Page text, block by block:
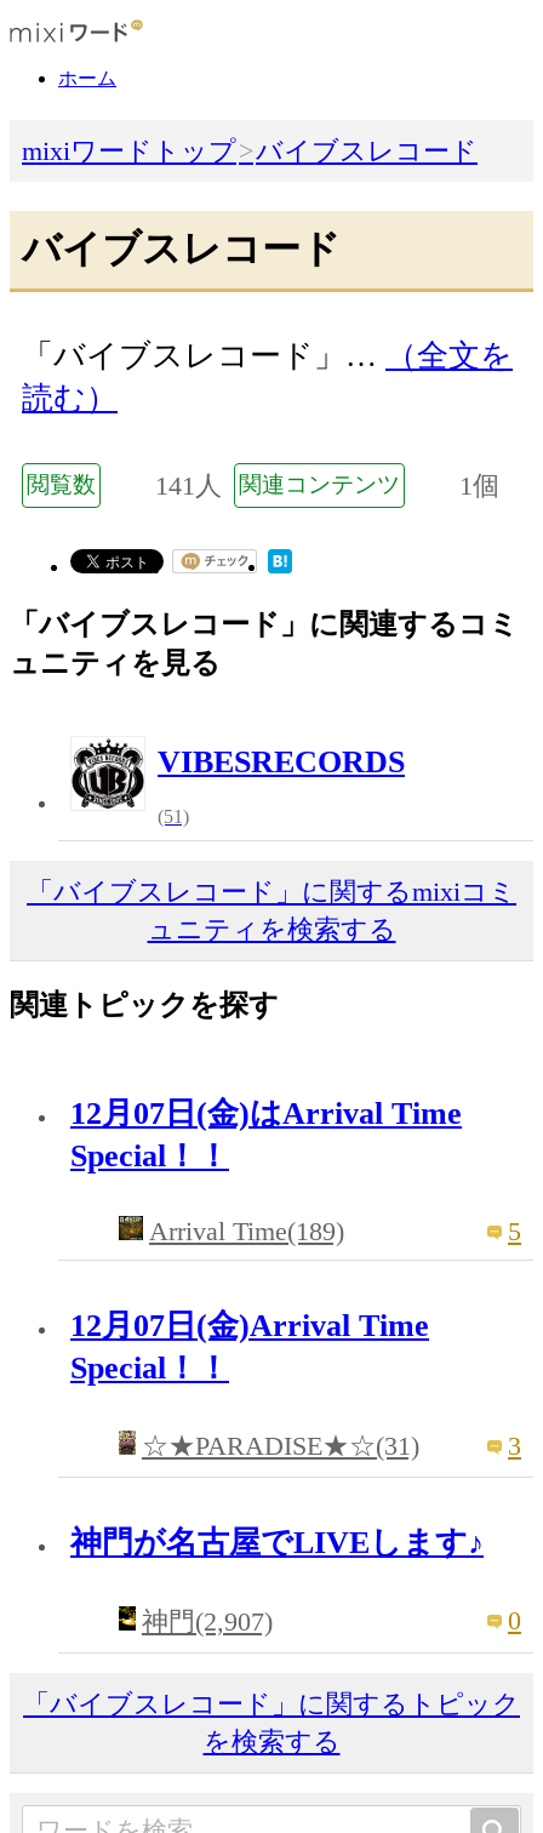
ホーム
mixiワードトップ バイブスレコード
バイブスレコード
「バイブスレコード」…
（全文を
読む）
閲覧数 141人 関連コンテンツ 1個
「バイブスレコード」に関連するコミ
ュニティを見る
VIBESRECORDS
(51)
「バイブスレコード」に関するmixiコミ
ュニティを検索する
関連トピックを探す
12月07日(金)はArrival Time
Special！！
Arrival Time(189) 5
12月07日(金)Arrival Time
Special！！
☆★PARADISE★☆(31) 3
神門が名古屋でLIVEします♪
神門(2,907) 0
「バイブスレコード」に関するトピック
を検索する